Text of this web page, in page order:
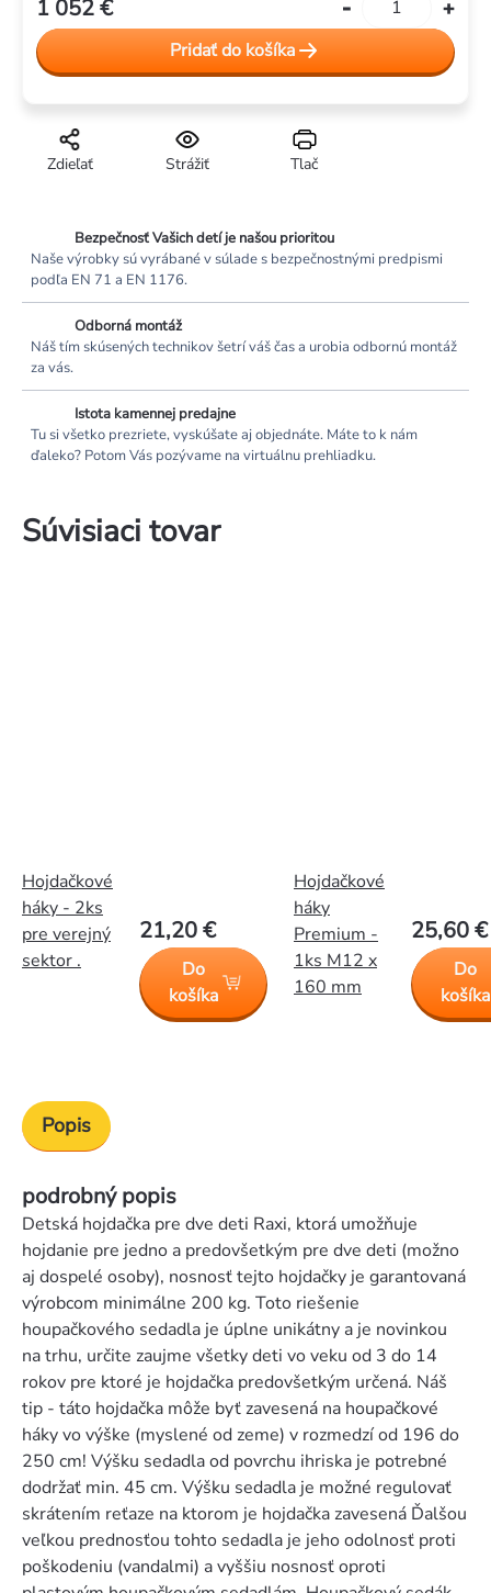
Tlač
Strážiť
Zdieľať
1 052 €
cena:Pridať do košíka
Bezpečnosť Vašich detí je našou prioritou
Naše výrobky sú vyrábané v súlade s bezpečnostnými predpismi
podľa EN 71 a EN 1176.
Odborná montáž
Náš tím skúsených technikov šetrí váš čas a urobia odbornú montáž
za vás.
Istota kamennej predajne
Tu si všetko prezriete, vyskúšate aj objednáte. Máte to k nám
ďaleko? Potom Vás pozývame na virtuálnu prehliadku.
Súvisiaci tovar
Hojdačkové
háky - 2ks
pre verejný
sektor .
21,20 €
Do
košíka
Hojdačkové
háky
Premium -
1ks M12 x
160 mm
25,60 €
Do
košíka
Popis
podrobný popis
Detská hojdačka pre dve deti Raxi, ktorá umožňuje
hojdanie pre jedno a predovšetkým pre dve deti (možno
aj dospelé osoby), nosnosť tejto hojdačky je garantovaná
výrobcom minimálne 200 kg. Toto riešenie
houpačkového sedadla je úplne unikátny a je novinkou
na trhu, určite zaujme všetky deti vo veku od 3 do 14
rokov pre ktoré je hojdačka predovšetkým určená. Náš
tip - táto hojdačka môže byť zavesená na houpačkové
háky vo výške (myslené od zeme) v rozmedzí od 196 do
250 cm! Výšku sedadla od povrchu ihriska je potrebné
dodržať min. 45 cm. Výšku sedadla je možné regulovať
skrátením reťaze na ktorom je hojdačka zavesená Ďalšou
veľkou prednosťou tohto sedadla je jeho odolnosť proti
poškodeniu (vandalmi) a vyššiu nosnosť oproti